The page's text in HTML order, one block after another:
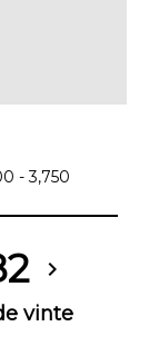
- 3,750
chevron_right
vinte